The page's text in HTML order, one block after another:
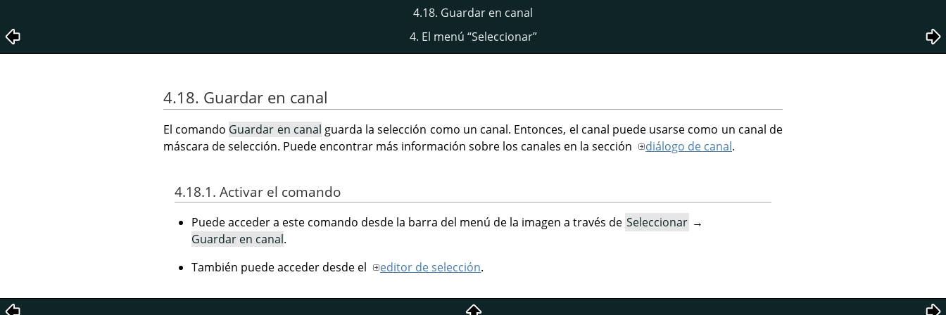
4.18. Guardar en canal
4. El menú “Seleccionar”
4.18. Guardar en canal
El comando Guardar en canal guarda la selección como un canal. Entonces, el canal puede usarse como un canal de
máscara de selección. Puede encontrar más información sobre los canales en la sección
diálogo de canal.
4.18.1. Activar el comando
Puede acceder a este comando desde la barra del menú de la imagen a través de Seleccionar →
Guardar en canal.
También puede acceder desde el
editor de selección.